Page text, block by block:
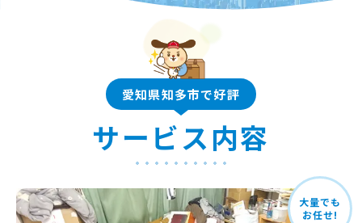
愛知県知多市で好評
サービス内容
大量でも
お任せ!